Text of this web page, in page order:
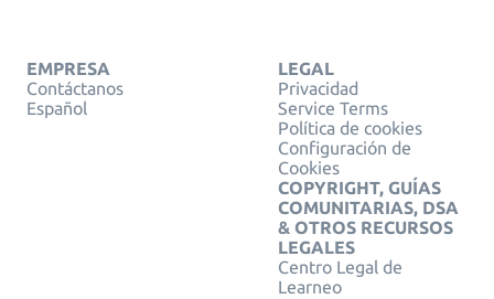
EMPRESA
Contáctanos
Español
LEGAL
Privacidad
Service Terms
Política de cookies
Configuración de
Cookies
COPYRIGHT, GUÍAS
COMUNITARIAS, DSA
& OTROS RECURSOS
LEGALES
Centro Legal de
Learneo